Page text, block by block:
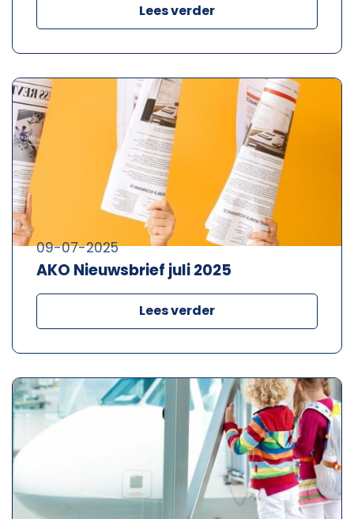
Lees verder
AKO Nieuwsbrief juli 2025
09-07-2025
Lees verder